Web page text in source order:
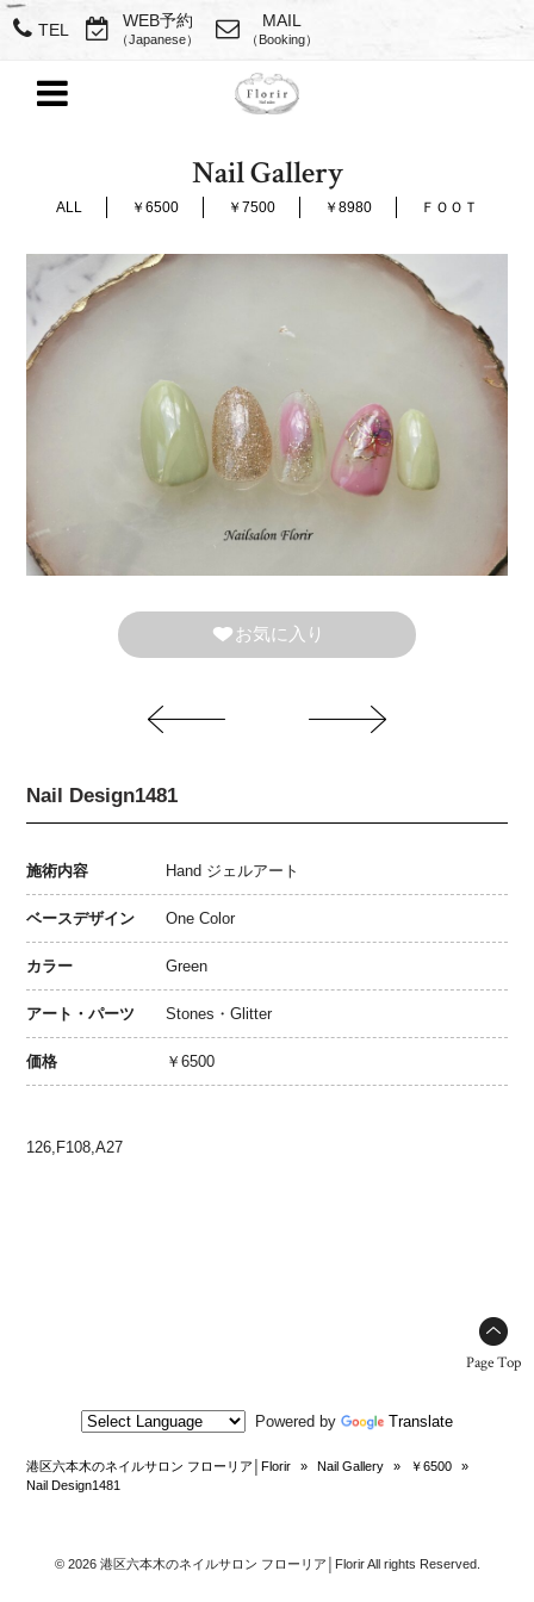
TEL WEB予約
（Japanese）
MAIL
（Booking）
Nail Gallery
ALL ￥6500 ￥7500 ￥8980 ＦＯＯＴ
お気に入り
Nail Design1481
施術内容 Hand ジェルアート
ベースデザイン One Color
カラー Green
アート・パーツ Stones・Glitter
価格 ￥6500
126,F108,A27
Page Top
Powered by Translate
港区六本木のネイルサロン フローリア│Florir » Nail Gallery » ￥6500
»
Nail Design1481
© 2026 港区六本木のネイルサロン フローリア│Florir All rights Reserved.